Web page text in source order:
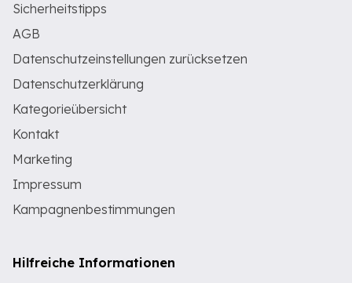
Sicherheitstipps
AGB
Datenschutzeinstellungen zurücksetzen
Datenschutzerklärung
Kategorieübersicht
Kontakt
Marketing
Impressum
Kampagnenbestimmungen
Hilfreiche Informationen